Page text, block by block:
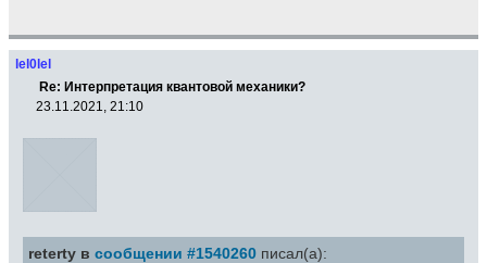
lel0lel
Re: Интерпретация квантовой механики?
23.11.2021, 21:10
reterty в сообщении #1540260 писал(а):